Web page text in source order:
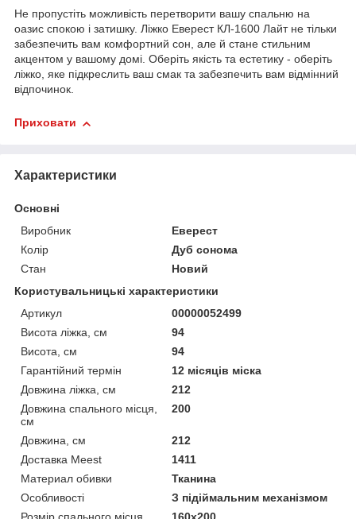
Не пропустіть можливість перетворити вашу спальню на
оазис спокою і затишку. Ліжко Еверест КЛ-1600 Лайт не тільки
забезпечить вам комфортний сон, але й стане стильним
акцентом у вашому домі. Оберіть якість та естетику - оберіть
ліжко, яке підкреслить ваш смак та забезпечить вам відмінний
відпочинок.
Приховати
Характеристики
Основні
Виробник
Еверест
Колір
Дуб сонома
Стан
Новий
Користувальницькі характеристики
Артикул
00000052499
Висота ліжка, см
94
Висота, см
94
Гарантійний термін
12 місяців міска
Довжина ліжка, см
212
Довжина спального місця,
см
200
Довжина, см
212
Доставка Meest
1411
Материал обивки
Тканина
Особливості
З підіймальним механізмом
Розмір спального місця,
160х200